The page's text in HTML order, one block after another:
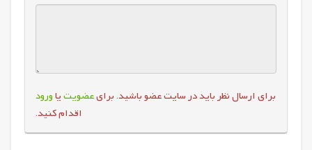
برای ارسال نظر باید در سایت عضو باشید. برایعضویتیاورود
اقدام کنید.